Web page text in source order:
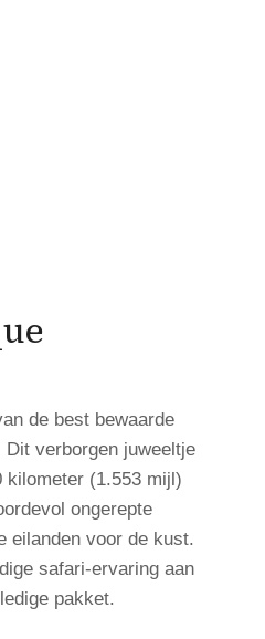
de best bewaarde
verborgen juweeltje
kilometer (1.553 mijl)
ongerepte
eilanden voor de kust.
safari-ervaring aan
pakket.